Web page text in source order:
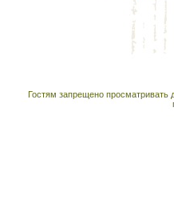
Гостям запрещено просматривать